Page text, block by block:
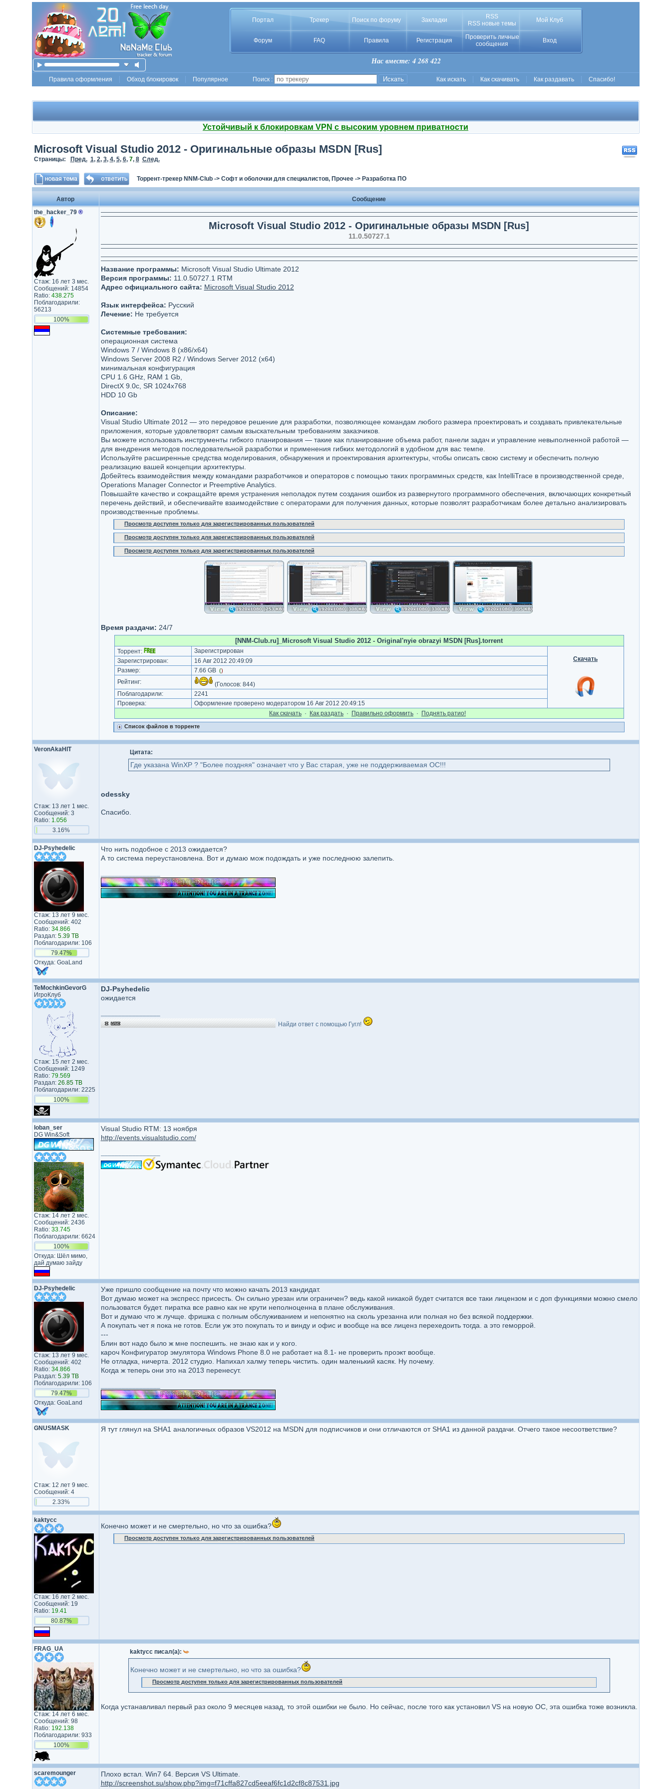
Портал Трекер Поиск по форуму Закладки
RSS
RSS новые темы
Мой Клуб
Форум FAQ Правила Регистрация
Проверить личные
сообщения
Вход
Нас вместе: 4 268 422
Правила оформления Обход блокировок Популярное Поиск : Как искать Как скачивать Как раздавать Спасибо!
Устойчивый к блокировкам VPN с высоким уровнем приватности
Microsoft Visual Studio 2012 - Оригинальные образы MSDN [Rus]
Страницы: Пред. 1, 2, 3, 4, 5, 6, 7, 8 След.
Торрент-трекер NNM-Club-> Софт и оболочки для специалистов, Прочее-> Разработка ПО
Автор
Сообщение
the_hacker_79 ®
Стаж: 16 лет 3 мес.
Сообщений: 14854
Ratio: 438.275
Поблагодарили:
56213
100%
Microsoft Visual Studio 2012 - Оригинальные образы MSDN [Rus]
11.0.50727.1
Название программы: Microsoft Visual Studio Ultimate 2012
Версия программы: 11.0.50727.1 RTM
Адрес официального сайта: Microsoft Visual Studio 2012
Язык интерфейса: Русский
Лечение: Не требуется
Системные требования:
операционная система
Windows 7 / Windows 8 (x86/x64)
Windows Server 2008 R2 / Windows Server 2012 (x64)
минимальная конфигурация
CPU 1.6 GHz, RAM 1 Gb,
DirectX 9.0c, SR 1024x768
HDD 10 Gb
Описание:
Visual Studio Ultimate 2012 — это передовое решение для разработки, позволяющее командам любого размера проектировать и создавать привлекательные
приложения, которые удовлетворят самым взыскательным требованиям заказчиков.
Вы можете использовать инструменты гибкого планирования — такие как планирование объема работ, панели задач и управление невыполненной работой —
для внедрения методов последовательной разработки и применения гибких методологий в удобном для вас темпе.
Используйте расширенные средства моделирования, обнаружения и проектирования архитектуры, чтобы описать свою систему и обеспечить полную
реализацию вашей концепции архитектуры.
Добейтесь взаимодействия между командами разработчиков и операторов с помощью таких программных средств, как IntelliTrace в производственной среде,
Operations Manager Connector и Preemptive Analytics.
Повышайте качество и сокращайте время устранения неполадок путем создания ошибок из развернутого программного обеспечения, включающих конкретный
перечень действий, и обеспечивайте взаимодействие с операторами для получения данных, которые позволят разработчикам более детально анализировать
производственные проблемы.
Просмотр доступен только для зарегистрированных пользователей
Просмотр доступен только для зарегистрированных пользователей
Просмотр доступен только для зарегистрированных пользователей
Время раздачи: 24/7
[NNM-Club.ru]_Microsoft Visual Studio 2012 - Original'nyie obrazyi MSDN [Rus].torrent
Торрент:
Зарегистрирован
Скачать
Зарегистрирован:
16 Авг 2012 20:49:09
Размер:
7.66 GB ()
Рейтинг: (Голосов: 844)
Поблагодарили:
2241
Проверка:
Оформление проверено модератором 16 Авг 2012 20:49:15
Как cкачать · Как раздать · Правильно оформить · Поднять ратио!
Список файлов в торренте
VeronAkaHIT
Стаж: 13 лет 1 мес.
Сообщений: 3
Ratio: 1.056
3.16%
Цитата:
Где указана WinXP ? "Более поздняя" означает что у Вас старая, уже не поддерживаемая ОС!!!
odessky
Спасибо.
DJ-Psyhedelic
Стаж: 13 лет 9 мес.
Сообщений: 402
Ratio: 34.866
Раздал: 5.39 TB
Поблагодарили: 106
79.47%
Откуда: GoaLand
Что нить подобное с 2013 ожидается?
А то система переустановлена. Вот и думаю мож подождать и уже последнюю залепить.
TeMochkinGevorG
ИгроКлуб
Стаж: 15 лет 2 мес.
Сообщений: 1249
Ratio: 79.569
Раздал: 26.85 TB
Поблагодарили: 2225
100%
DJ-Psyhedelic
ожидается
Найди ответ с помощью Гугл!
loban_ser
DG Win&Soft
Стаж: 14 лет 2 мес.
Сообщений: 2436
Ratio: 33.745
Поблагодарили: 6624
100%
Откуда: Шёл мимо,
дай думаю зайду
Visual Studio RTM: 13 ноября
http://events.visualstudio.com/
DJ-Psyhedelic
Стаж: 13 лет 9 мес.
Сообщений: 402
Ratio: 34.866
Раздал: 5.39 TB
Поблагодарили: 106
79.47%
Откуда: GoaLand
Уже пришло сообщение на почту что можно качать 2013 кандидат.
Вот думаю может на экспресс присесть. Он сильно урезан или ограничен? ведь какой никакой будет считатся все таки лицензом и с доп функциями можно смело
пользоватся будет. пиратка все равно как не крути неполноценна в плане обслуживания.
Вот и думаю что ж лучще. фришка с полным обслуживанием и непонятно на сколь урезанна или полная но без всякой поддержки.
А покупать чет я пока не готов. Если уж это покупать то и винду и офис и вообще на все лиценз перехедоить тогда. а это геморрой.
---
Блин вот надо было ж мне поспешить. не знаю как и у кого.
кароч Конфигуратор эмулятора Windows Phone 8.0 не работает на 8.1- не проверить проэкт вообще.
Не отладка, ничерта. 2012 студио. Напихал халму теперь чистить. один маленький касяк. Ну почему.
Когда ж теперь они это на 2013 перенесут.
GNUSMASK
Стаж: 12 лет 9 мес.
Сообщений: 4
2.33%
Я тут глянул на SHA1 аналогичных образов VS2012 на MSDN для подписчиков и они отличаются от SHA1 из данной раздачи. Отчего такое несоответствие?
kaktycc
Стаж: 16 лет 2 мес.
Сообщений: 19
Ratio: 19.41
80.87%
Конечно может и не смертельно, но что за ошибка?
Просмотр доступен только для зарегистрированных пользователей
FRAG_UA
Стаж: 14 лет 6 мес.
Сообщений: 98
Ratio: 192.138
Поблагодарили: 933
100%
kaktycc писал(а):
Конечно может и не смертельно, но что за ошибка?
Просмотр доступен только для зарегистрированных пользователей
Когда устанавливал первый раз около 9 месяцев назад, то этой ошибки не было. Но сейчас, после того как установил VS на новую ОС, эта ошибка тоже возникла.
scaremounger
Плохо встал. Win7 64. Версия VS Ultimate.
http://screenshot.su/show.php?img=f71cffa827cd5eeaf6fc1d2cf8c87531.jpg